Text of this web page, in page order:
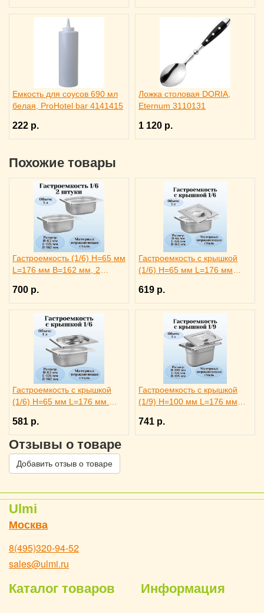
Емкость для соусов 690 мл
белая, ProHotel bar 4141415
222 р.
Ложка столовая DORIA,
Eternum 3110131
1 120 р.
Похожие товары
Гастроемкость (1/6) H=65 мм
L=176 мм B=162 мм, 2
700 р.
Гастроемкость с крышкой
(1/6) H=65 мм L=176 мм
619 р.
Гастроемкость с крышкой
(1/6) H=65 мм L=176 мм.
581 р.
Гастроемкость с крышкой
(1/9) H=100 мм L=176 мм
741 р.
Отзывы о товаре
Добавить отзыв о товаре
Ulmi
Москва
8(495)320-94-52
sales@ulmi.ru
Каталог товаров Информация